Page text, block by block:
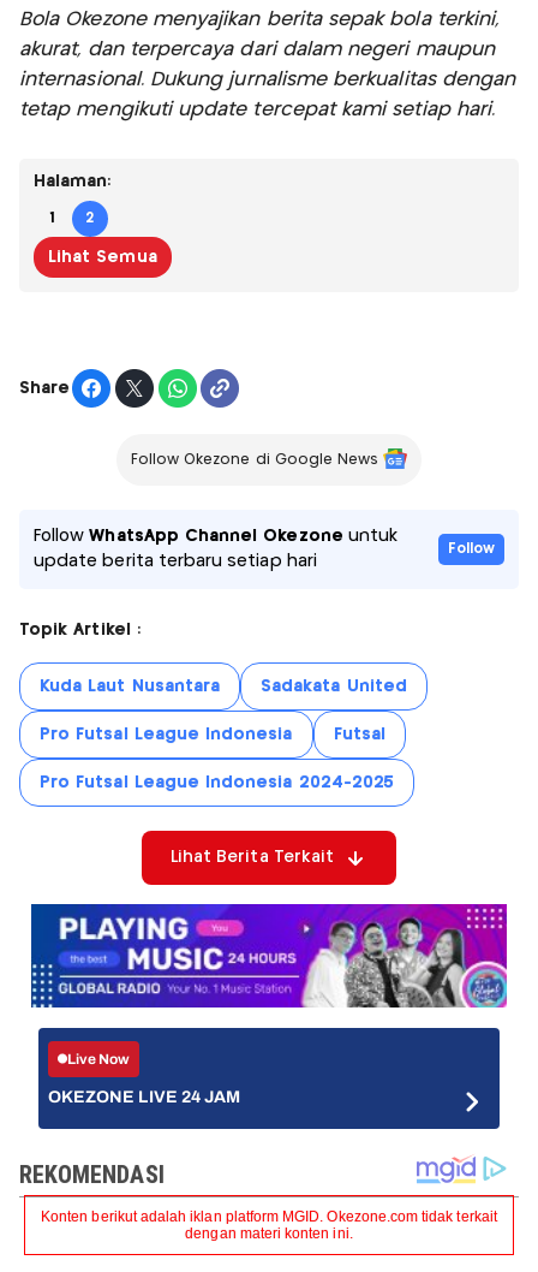
Bola Okezone menyajikan berita sepak bola terkini,
akurat, dan terpercaya dari dalam negeri maupun
internasional. Dukung jurnalisme berkualitas dengan
tetap mengikuti update tercepat kami setiap hari.
Halaman:
1 2
Lihat Semua
Share
Follow Okezone di Google News
FollowWhatsApp Channel Okezone untuk
update berita terbaru setiap hari
Follow
Topik Artikel :
Kuda Laut Nusantara Sadakata United
Pro Futsal League Indonesia Futsal
Pro Futsal League Indonesia 2024-2025
Lihat Berita Terkait
Live Now
OKEZONE LIVE 24 JAM